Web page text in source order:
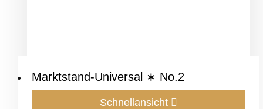
Marktstand-Universal ∗ No.2
Schnellansicht